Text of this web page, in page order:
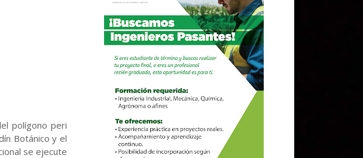
polígono peri
Botánico y el
se ejecute